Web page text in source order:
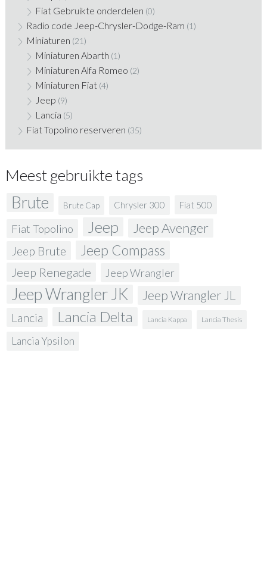
Fiat Gebruikte onderdelen (0)
Radio code Jeep-Chrysler-Dodge-Ram (1)
Miniaturen (21)
Miniaturen Abarth (1)
Miniaturen Alfa Romeo (2)
Miniaturen Fiat (4)
Jeep (9)
Lancia (5)
Fiat Topolino reserveren (35)
Meest gebruikte tags
Brute Brute Cap Chrysler 300 Fiat 500
Fiat Topolino Jeep Jeep Avenger
Jeep Brute Jeep Compass
Jeep Renegade Jeep Wrangler
Jeep Wrangler JK Jeep Wrangler JL
Lancia Lancia Delta Lancia Kappa Lancia Thesis
Lancia Ypsilon